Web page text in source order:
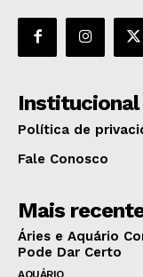
Institucional
Política de
Fale Conosco
Mais
Áries e Aquário
Pode Dar Certo
AQUÁRIO